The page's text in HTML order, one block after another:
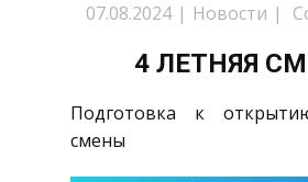
07.08.2024 Новости
4 ЛЕТНЯЯ
Подготовка к
смены